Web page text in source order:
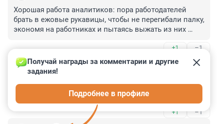
Хорошая работа аналитиков: пора работодателей
брать в ежовые рукавицы, чтобы не перегибали палку,
экономя на работниках и пытаясь выжать из них
Как работающая женщина полностью подтверждаю:
имею хронический недосып из-за регулярных
переработок. И да, эффективность гораздо ниже, чем
+1 –1
Гость
8 июня 2023, 23:08
А сколько эти хитросделанные работодатели
недоплачивают за переработки?!
+1 –1
Получай награды за комментарии и другие
задания!
Подробнее в профиле